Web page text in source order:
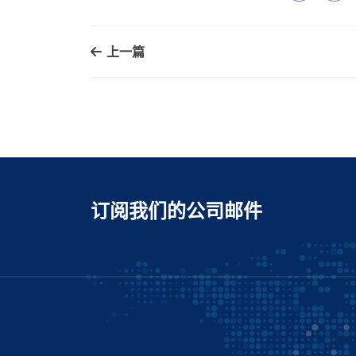
上一篇
订阅我们的公司邮件